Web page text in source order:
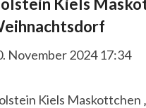
Kiels
November 2024 17:34
Kiels Maskottchen